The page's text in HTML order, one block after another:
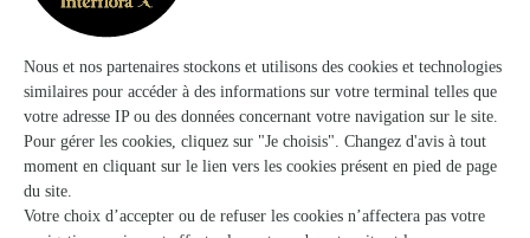
★ ★★★★4.7 (27)
52 route nationale
Voir la boutique
Ils ont fait livrer des fleurs ou une plante à